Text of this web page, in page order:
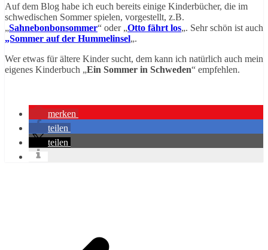
Auf dem Blog habe ich euch bereits einige Kinderbücher, die im
schwedischen Sommer spielen, vorgestellt, z.B.
„Sahnebonbonsommer“ oder „Otto fährt los„. Sehr schön ist auch
„Sommer auf der Hummelinsel„.
Wer etwas für ältere Kinder sucht, dem kann ich natürlich auch mein
eigenes Kinderbuch „Ein Sommer in Schweden“ empfehlen.
merken
teilen
teilen